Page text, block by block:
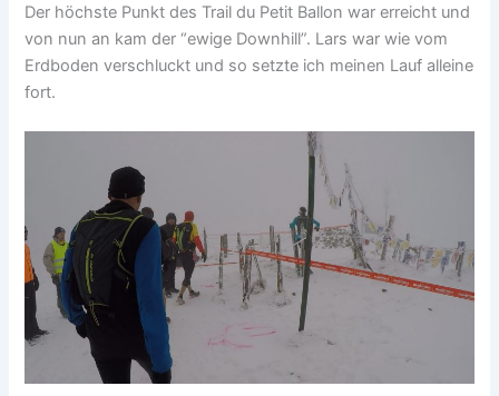
Der höchste Punkt des Trail du Petit Ballon war erreicht und
von nun an kam der “ewige Downhill”. Lars war wie vom
Erdboden verschluckt und so setzte ich meinen Lauf alleine
fort.